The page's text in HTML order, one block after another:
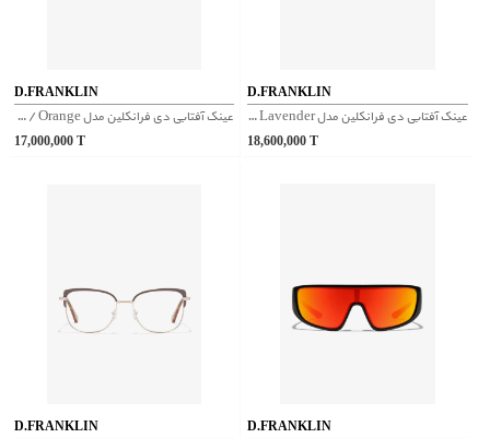
D.FRANKLIN
عینک آفتابی دی فرانکلین مدل D.franklin Wind Full Grad Purple / Orange
17,000,000T
D.FRANKLIN
عینک آفتابی دی فرانکلین مدل D.franklin Hex Legacy Silver / Lavender
18,600,000 T
D.FRANKLIN D.FRANKLIN